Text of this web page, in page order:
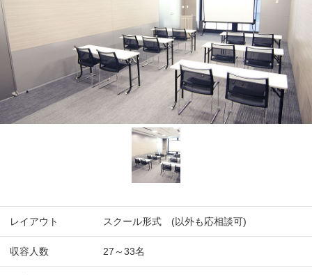
レイアウト スクール形式 (以外も応相談可)
収容人数 27～33名